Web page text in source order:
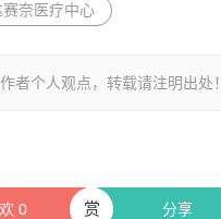
赛奈医疗中心
者个人观点，转载请注明出处！
0 分享
赏